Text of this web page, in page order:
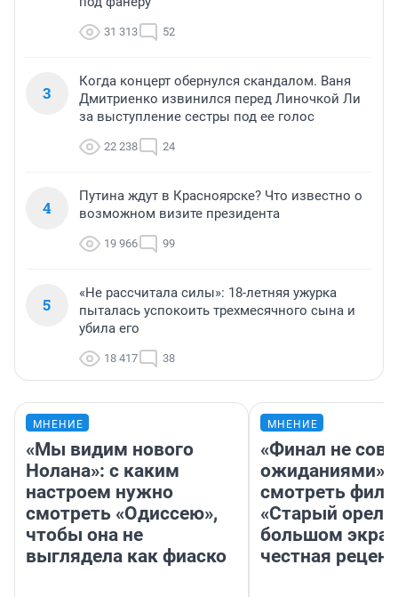
31 313 52
3
Когда концерт обернулся скандалом. Ваня
Дмитриенко извинился перед Линочкой Ли
за выступление сестры под ее голос
22 238 24
4
Путина ждут в Красноярске? Что известно о
возможном визите президента
19 966 99
5
«Не рассчитала силы»: 18-летняя ужурка
пыталась успокоить трехмесячного сына и
убила его
18 417 38
МНЕНИЕ
«Мы видим нового
Нолана»: с каким
настроем нужно
смотреть «Одиссею»,
чтобы она не
выглядела как фиаско
МНЕНИЕ
«Финал не
ожиданиями»:
смотреть
«Старый орел»
большом
честная